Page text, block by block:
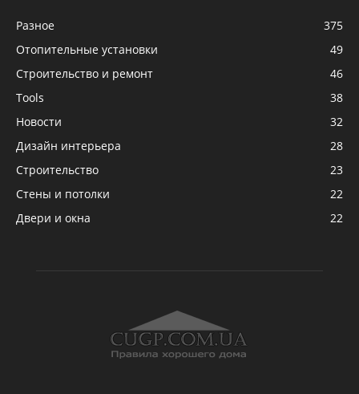
Разное
375
Отопительные установки
49
Строительство и ремонт
46
Tools
38
Новости
32
Дизайн интерьера
28
Строительство
23
Стены и потолки
22
Двери и окна
22